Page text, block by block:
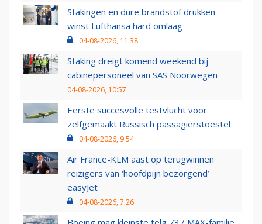
Stakingen en dure brandstof drukken
winst Lufthansa hard omlaag
04-08-2026, 11:38
Staking dreigt komend weekend bij
cabinepersoneel van SAS Noorwegen
04-08-2026, 10:57
Eerste succesvolle testvlucht voor
zelfgemaakt Russisch passagierstoestel
04-08-2026, 9:54
Air France-KLM aast op terugwinnen
reizigers van ‘hoofdpijn bezorgend’
easyJet
04-08-2026, 7:26